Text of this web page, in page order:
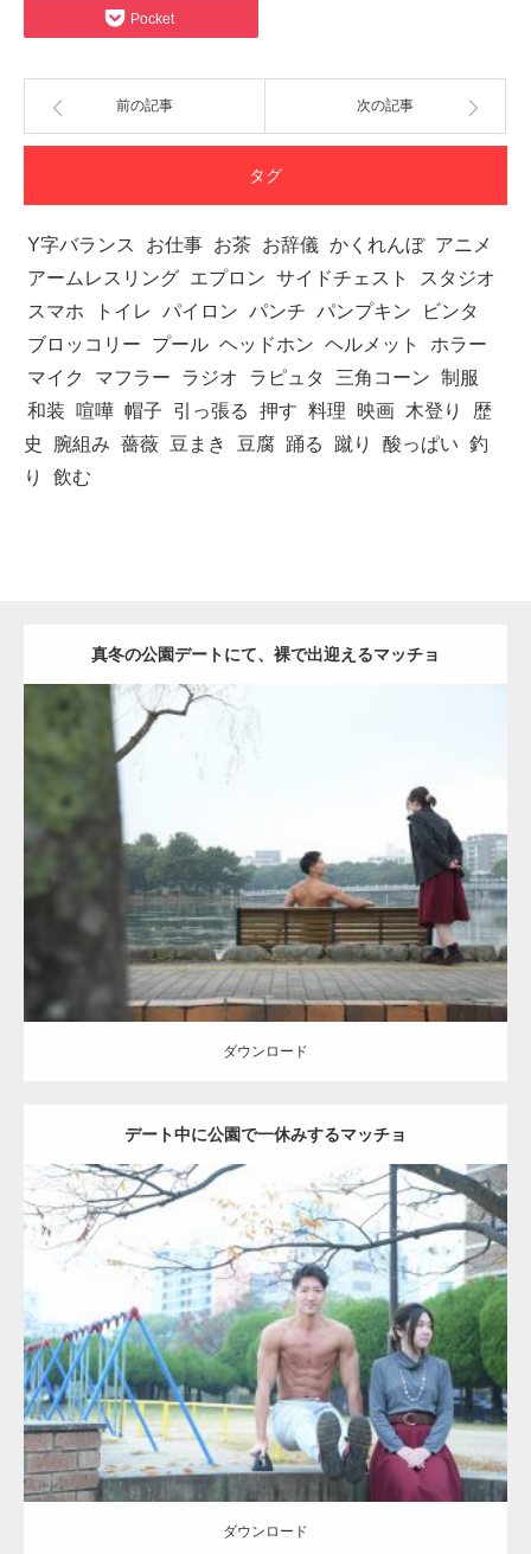
Pocket
前の記事 次の記事
タグ
Y字バランス お仕事 お茶 お辞儀 かくれんぼ アニメ
アームレスリング エプロン サイドチェスト
スタジオ
スマホ
トイレ パイロン パンチ パンプキン
ビンタ
ブロッコリー
プール ヘッドホン ヘルメット
ホラー
マイク
マフラー ラジオ ラピュタ 三角コーン 制服
和装
喧嘩 帽子 引っ張る 押す 料理 映画 木登り
歴
史
腕組み 薔薇 豆まき 豆腐 踊る 蹴り 酸っぱい 釣
り
飲む
真冬の公園デートにて、裸で出迎えるマッチョ
公園のマッチョ AKIHITO(細マッチョ) 背中
ダウンロード
ダウンロード
デート中に公園で一休みするマッチョ
Update:2021.07.6
Category:公園のマッチョ その他 AKIHITO(細マッチョ) 腹筋
ダウンロード
ダウンロード